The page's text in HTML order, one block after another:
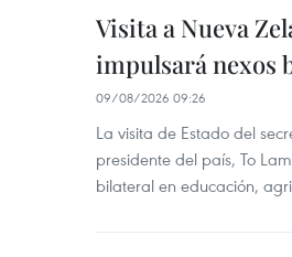
Visita a Nueva
impulsará nexos
09/08/2026 09:26
La visita de Estado del
presidente del país, To
bilateral en educación,